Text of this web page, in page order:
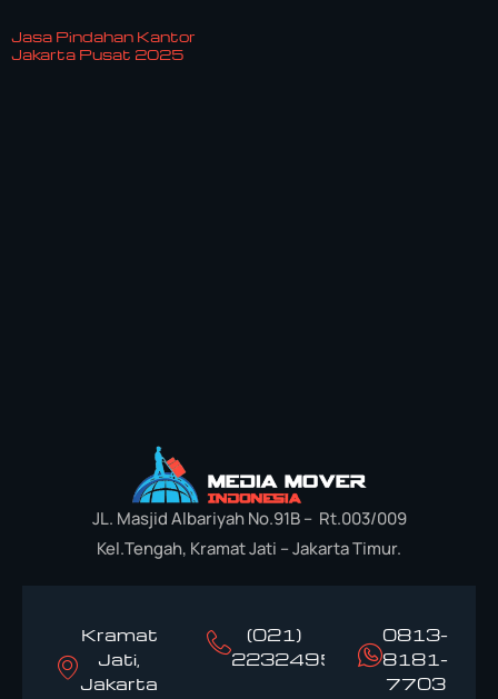
Jasa Pindahan Kantor
Jakarta Pusat 2025
JL. Masjid Albariyah No.91B – Rt.003/009
Kel.Tengah, Kramat Jati – Jakarta Timur.
Kramat
Jati,
Jakarta
(021)
22324958
0813-
8181-
7703